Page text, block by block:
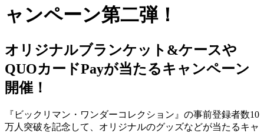
ャンペーン第二弾！
オリジナルブランケット&ケースや
QUOカードPayが当たるキャンペーン
開催！
『ビックリマン・ワンダーコレクション』の事前登録者数10
万人突破を記念して、オリジナルのグッズなどが当たるキャ